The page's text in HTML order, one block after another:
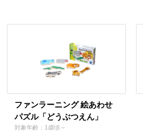
ファンラーニング 絵あわせ
パズル「どうぶつえん」
対象年齢：1歳頃～